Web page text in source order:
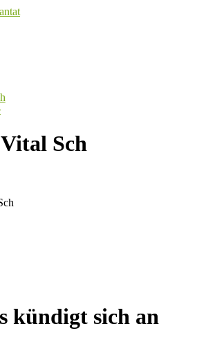
Sch
kündigt sich an